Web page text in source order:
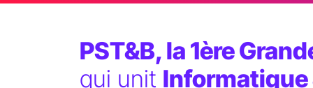
PST&B, la 1ère
qui unit Informatique